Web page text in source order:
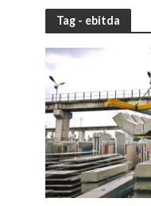
Tag - ebitda